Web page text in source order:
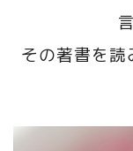
その著書を